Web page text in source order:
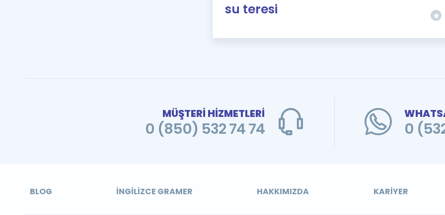
su teresi
MÜŞTERİ HİZMETLERİ
0 (850) 532 74 74 0
BLOG İNGILIZCE GRAMER HAKKIMIZDA KARIYER